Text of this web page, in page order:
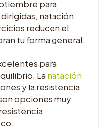
para
natación,
reducen el
tu forma general.
para
La natación
y la resistencia.
opciones muy